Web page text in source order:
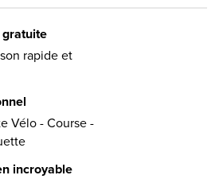
rapide et
Vélo - Course -
incroyable